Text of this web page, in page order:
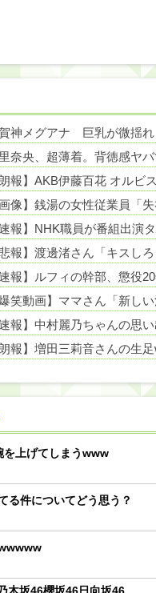
NEW!
NEW!
by livedoor 相互RSS
を上げてしまうwww
る件についてどう思う？